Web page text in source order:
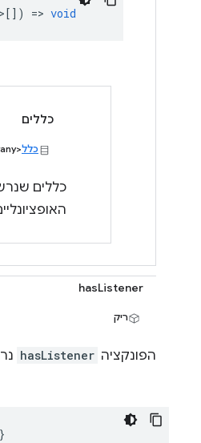
[]) => void
כללים
כלל<anyany>[]
כללים
hasListener
ריק
הפונקציה hasListener